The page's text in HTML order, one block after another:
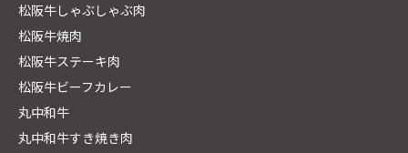
松阪牛しゃぶしゃぶ肉
松阪牛焼肉
松阪牛ステーキ肉
松阪牛ビーフカレー
丸中和牛
丸中和牛すき焼き肉